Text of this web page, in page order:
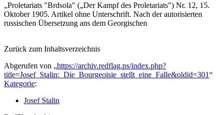
„Proletariats "Brdsola" („Der Kampf des Proletariats") Nr. 12, 15.
Oktober 1905. Artikel ohne Unterschrift. Nach der autorisierten
russischen Übersetzung ans dem Georgischen
Zurück zum Inhaltsverzeichnis
Abgerufen von „https://archiv.redflag.ps/index.php?
title=Josef_Stalin:_Die_Bourgeoisie_stellt_eine_Falle&oldid=301“
Kategorie:
Josef Stalin